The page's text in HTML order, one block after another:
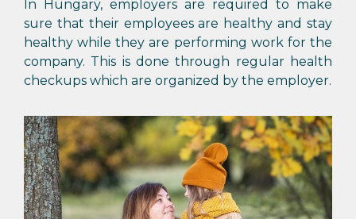
In Hungary, employers are required to make
sure that their employees are healthy and stay
healthy while they are performing work for the
company. This is done through regular health
checkups which are organized by the employer.